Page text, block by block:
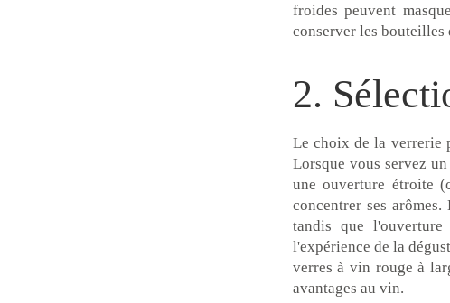
froides peuvent
conserver les bouteilles
2.
Le choix de la verrerie
Lorsque vous servez
une ouverture étroite
concentrer ses
tandis que
l'expérience de la
verres à vin rouge à
avantages au vin.